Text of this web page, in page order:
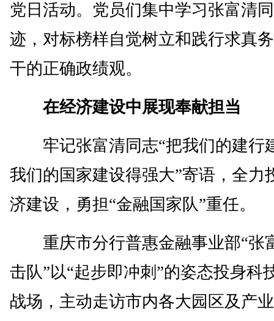
党日活动。党员们集中学习张富清
迹，对标榜样自觉树立和践行求真
干的正确政绩观。
在经济建设中展现奉献担当
牢记张富清同志“把我们的建行
我们的国家建设得强大”寄语，全力
济建设，勇担“金融国家队”重任。
重庆市分行普惠金融事业部“张
击队”以“起步即冲刺”的姿态投身科
战场，主动走访市内各大园区及产